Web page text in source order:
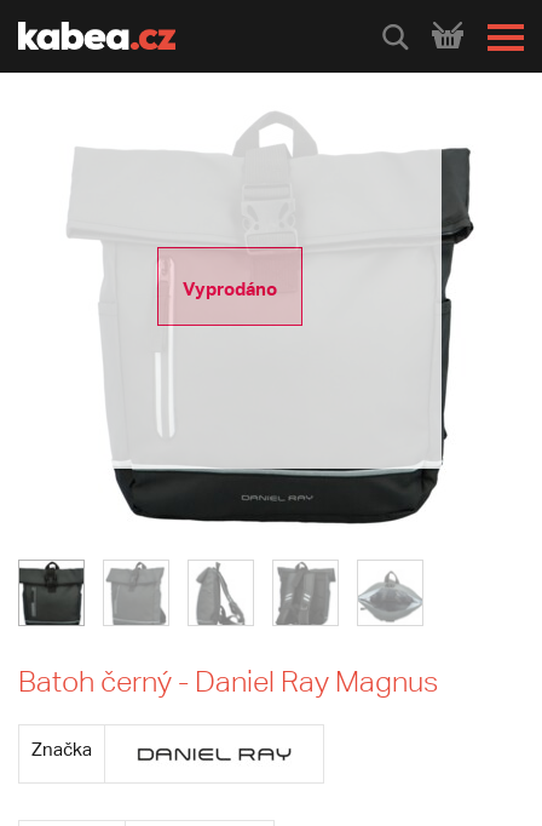
HLEDEJ
Vyprodáno
Batoh černý - Daniel Ray Magnus
Značka